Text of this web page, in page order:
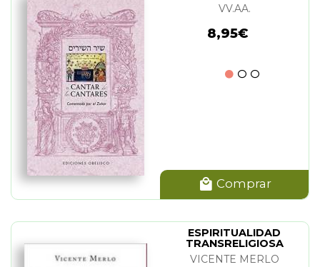
VV.AA.
8,95€
Comprar
ESPIRITUALIDAD
TRANSRELIGIOSA
VICENTE MERLO